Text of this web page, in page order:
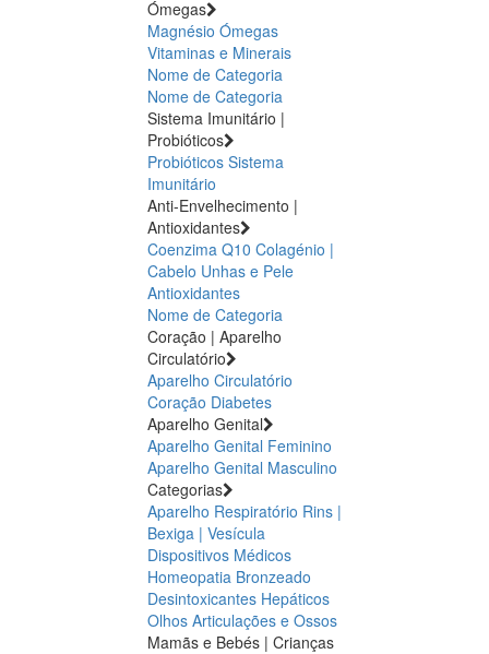
Ómegas
Magnésio Ómegas
Vitaminas e Minerais
Nome de Categoria
Nome de Categoria
Sistema Imunitário |
Probióticos
Probióticos Sistema
Imunitário
Anti-Envelhecimento |
Antioxidantes
Coenzima Q10 Colagénio |
Cabelo Unhas e Pele
Antioxidantes
Nome de Categoria
Coração | Aparelho
Circulatório
Aparelho Circulatório
Coração Diabetes
Aparelho Genital
Aparelho Genital Feminino
Aparelho Genital Masculino
Categorias
Aparelho Respiratório Rins |
Bexiga | Vesícula
Dispositivos Médicos
Homeopatia Bronzeado
Desintoxicantes Hepáticos
Olhos Articulações e Ossos
Mamãs e Bebés | Crianças